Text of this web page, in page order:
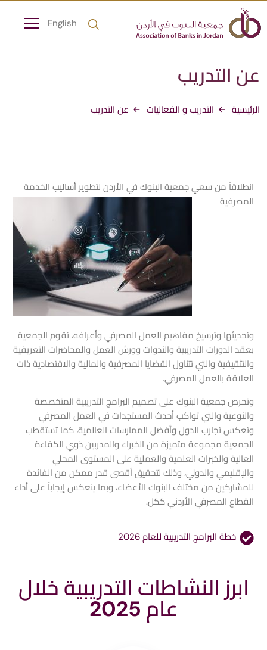
English
عن التدريب
الرئيسية التدريب و الفعاليات عن التدريب
انطلاقاً من سعي جمعية البنوك في الأردن لتطوير أساليب الخدمة
المصرفية
وتحديثها وترسيخ مفاهيم العمل المصرفي وأعرافه، تقوم الجمعية
بعقد الدورات التدريبية والندوات وورش العمل والمحاضرات التعريفية
والتثقيفية والتي تتناول القضايا المصرفية والمالية والاقتصادية ذات
العلاقة بالعمل المصرفي.
وتحرص جمعية البنوك على تصميم البرامج التدريبية المتخصصة
والنوعية والتي تواكب أحدث المستجدات في العمل المصرفي
وتعكس تجارب الدول وأفضل الممارسات العالمية، كما تستقطب
الجمعية مجموعة متميزة من الخبراء والمدربين ذوي الكفاءة
العالية والخبرات العلمية والعملية على المستوى المحلي
والإقليمي والدولي، وذلك لتحقيق أقصى قدر ممكن من الفائدة
للمشاركين من مختلف البنوك الأعضاء، وبما ينعكس إيجاباً على أداء
القطاع المصرفي الأردني ككل.
خطة البرامج التدریبیة للعام 2026
ابرز النشاطات التدريبية خلال
عام 2025